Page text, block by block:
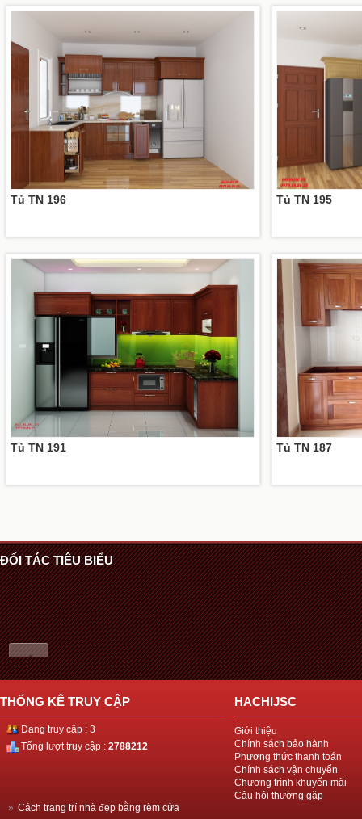
Tủ TN 196 Tủ TN 195
Tủ TN 191 Tủ TN 187
ĐỐI TÁC TIÊU BIỂU
THỐNG KÊ TRUY CẬP
Đang truy cập : 3
Tổng lượt truy cập : 2788212
» Cách trang trí nhà đẹp bằng rèm cửa
HACHIJSC
Giới thiệu
Chính sách bảo hành
Phương thức thanh toán
Chính sách vận chuyển
Chương trình khuyến mãi
Câu hỏi thường gặp